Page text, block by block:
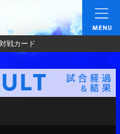
えろ!青春 つかめ
戦カード